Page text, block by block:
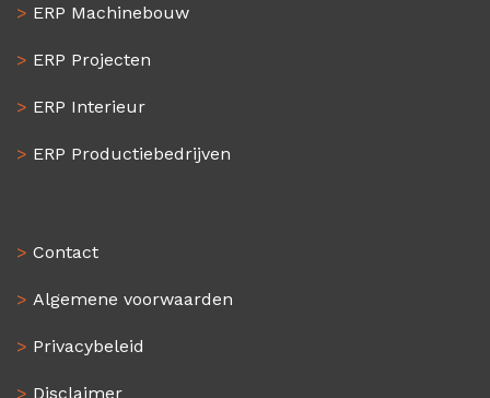
> ERP Machinebouw
> ERP Projecten
> ERP Interieur
> ERP Productiebedrijven
> Contact
> Algemene voorwaarden
> Privacybeleid
> Disclaimer